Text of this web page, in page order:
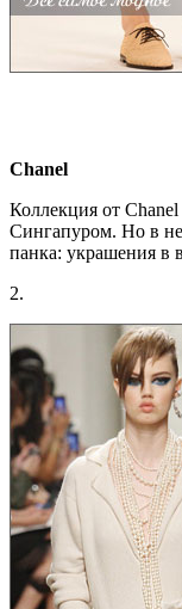
Chanel
Коллекция от
Сингапуром. Но в
панка: украшения в
2.